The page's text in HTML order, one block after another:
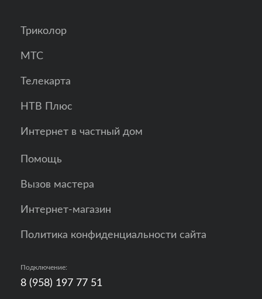
Триколор
МТС
Телекарта
НТВ Плюс
Интернет в частный дом
Помощь
Вызов мастера
Интернет-магазин
Политика конфиденциальности сайта
Подключение:
8 (958) 197 77 51